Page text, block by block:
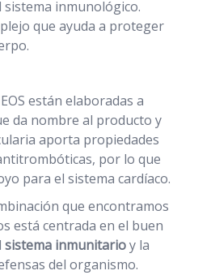
inmunológico.
que ayuda a proteger
están elaboradas a
da nombre al producto y
aporta propiedades
por lo que
para el sistema cardíaco.
que encontramos
está centrada en el buen
sistema inmunitarioy la
del organismo.